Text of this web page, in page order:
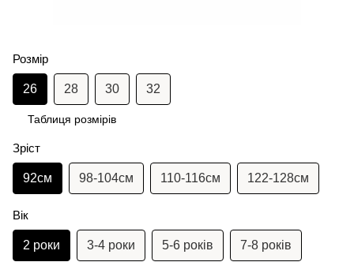
Розмір
26 28 30 32
Таблиця розмірів
Зріст
92см 98-104см 110-116см 122-128см
Вік
2 роки 3-4 роки 5-6 років 7-8 років